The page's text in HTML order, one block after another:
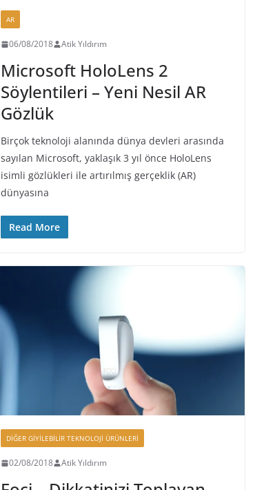
AR
06/08/2018 Atik Yıldırım
Microsoft HoloLens 2
Söylentileri – Yeni Nesil AR
Gözlük
Birçok teknoloji alanında dünya devleri arasında
sayılan Microsoft, yaklaşık 3 yıl önce HoloLens
isimli gözlükleri ile artırılmış gerçeklik (AR)
dünyasına
Read More
DIĞER GIYILEBILIR TEKNOLOJI ÜRÜNLERI
02/08/2018 Atik Yıldırım